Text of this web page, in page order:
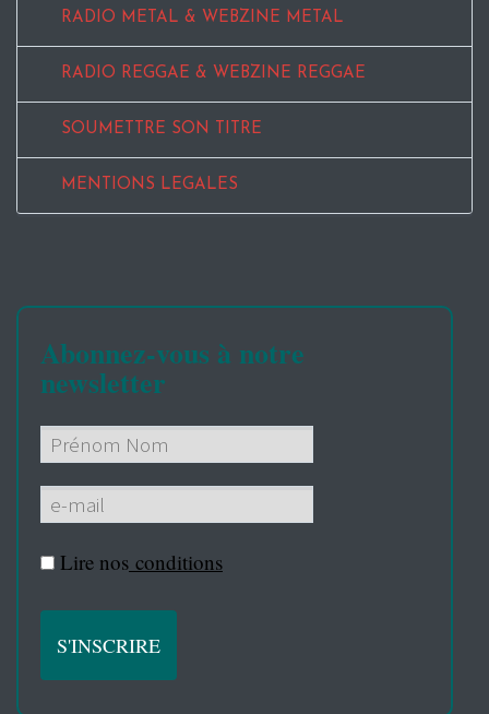
RADIO METAL & WEBZINE METAL
RADIO REGGAE & WEBZINE REGGAE
SOUMETTRE SON TITRE
MENTIONS LEGALES
Abonnez-vous à notre
newsletter
Lire nos conditions